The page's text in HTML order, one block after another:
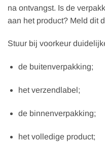
na ontvangst. Is de
aan het product? Meld dit
Stuur bij voorkeur
de buitenverpakking;
het verzendlabel;
de binnenverpakking;
het volledige product;